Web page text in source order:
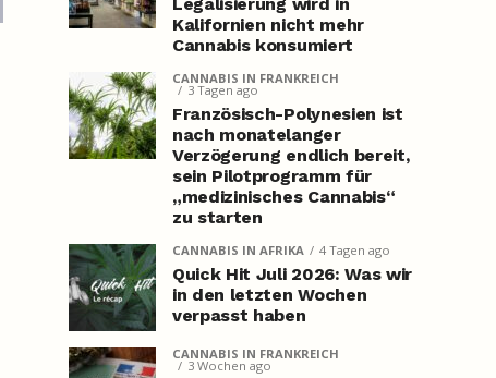
Kalifornien nicht mehr
Cannabis konsumiert
CANNABIS IN FRANKREICH
3 Tagen ago
Französisch-Polynesien ist
nach monatelanger
Verzögerung endlich bereit,
sein Pilotprogramm für
„medizinisches Cannabis“
zu starten
CANNABIS IN AFRIKA 4 Tagen ago
Quick Hit Juli 2026: Was wir
in den letzten Wochen
verpasst haben
CANNABIS IN FRANKREICH
3 Wochen ago